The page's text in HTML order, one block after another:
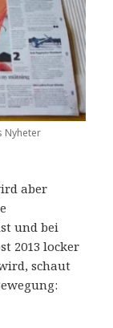
Nyheter
aber
und bei
2013 locker
schaut